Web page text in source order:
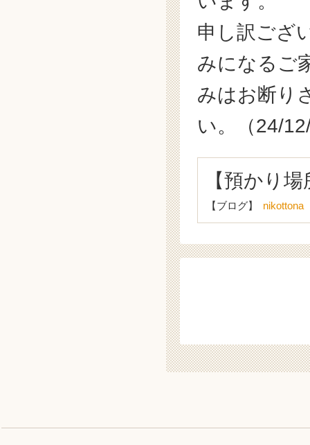
申し訳ござ
みになるご
みはお断り
い。（24/
【預かり
【ブログ】 nikottona